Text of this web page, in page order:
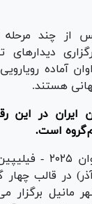
از چند مرحله
دیدار‌های
آماده
هستند.
ایران در این
هم‌گروه است.
(۳۰ آبان تا ۱۶ آذر)
مانیل برگزار